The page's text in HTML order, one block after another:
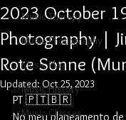
... Music Therapy
... Music Photography
... Music Play
... Music History
... Music Classes
2023 October
Photography |
Rote Sonne
Updated:Oct 25, 2023
PT 🇵🇹🇧🇷
No meu planeamento